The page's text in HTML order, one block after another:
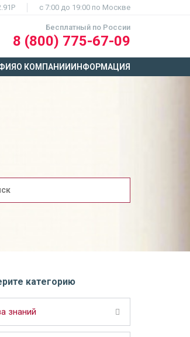
c 7:00 до 19:00 по Москве
Бесплатный по России
8 (800) 775-67-09
О КОМПАНИИ ИНФОРМАЦИЯ
категорию
знаний